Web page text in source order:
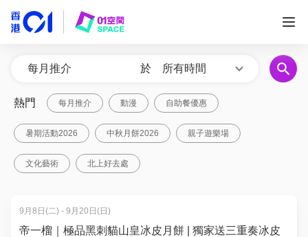
於 所有時間
熱門 每月推介 動漫 自助餐優惠
暑期活動2026 中秋月餅2026 親子遊樂場
文化藝術 北上好去處
9月8日(二) - 9月20日(日)
帝一榴｜極品黑刺貓山皇冰皮月餅 | 獨家送三重奏冰皮